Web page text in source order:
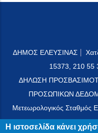
ΔΗΜΟΣ ΕΛΕΥΣΙΝΑΣ
15373, 210 55
ΔΗΛΩΣΗ
ΠΡΟΣΩΠΙΚΩΝ
Μετεωρολογικός Σταθμός
Η ιστοσελίδα κάνει